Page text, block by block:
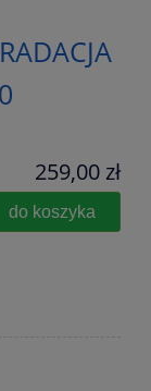
259,00 zł
do koszyka